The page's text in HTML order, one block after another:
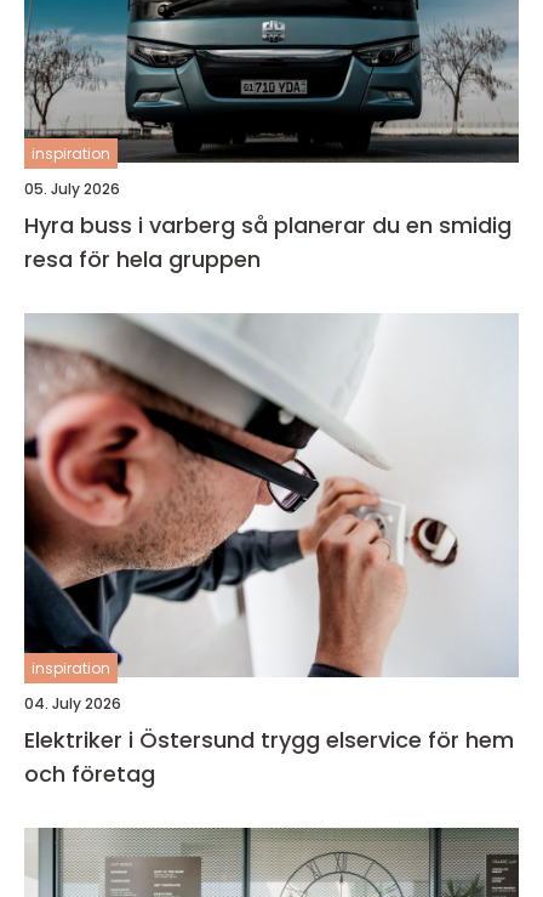
inspiration
05. July 2026
Hyra buss i varberg så planerar du en smidig
resa för hela gruppen
inspiration
04. July 2026
Elektriker i Östersund trygg elservice för hem
och företag